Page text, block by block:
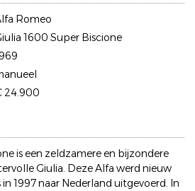
Romeo
1600 Super Biscione
24.900
is een zeldzamere en bijzondere
Giulia. Deze Alfa werd nieuw
1997 naar Nederland uitgevoerd. In